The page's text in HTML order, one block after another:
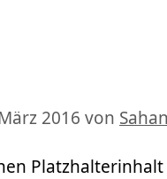
2016 von